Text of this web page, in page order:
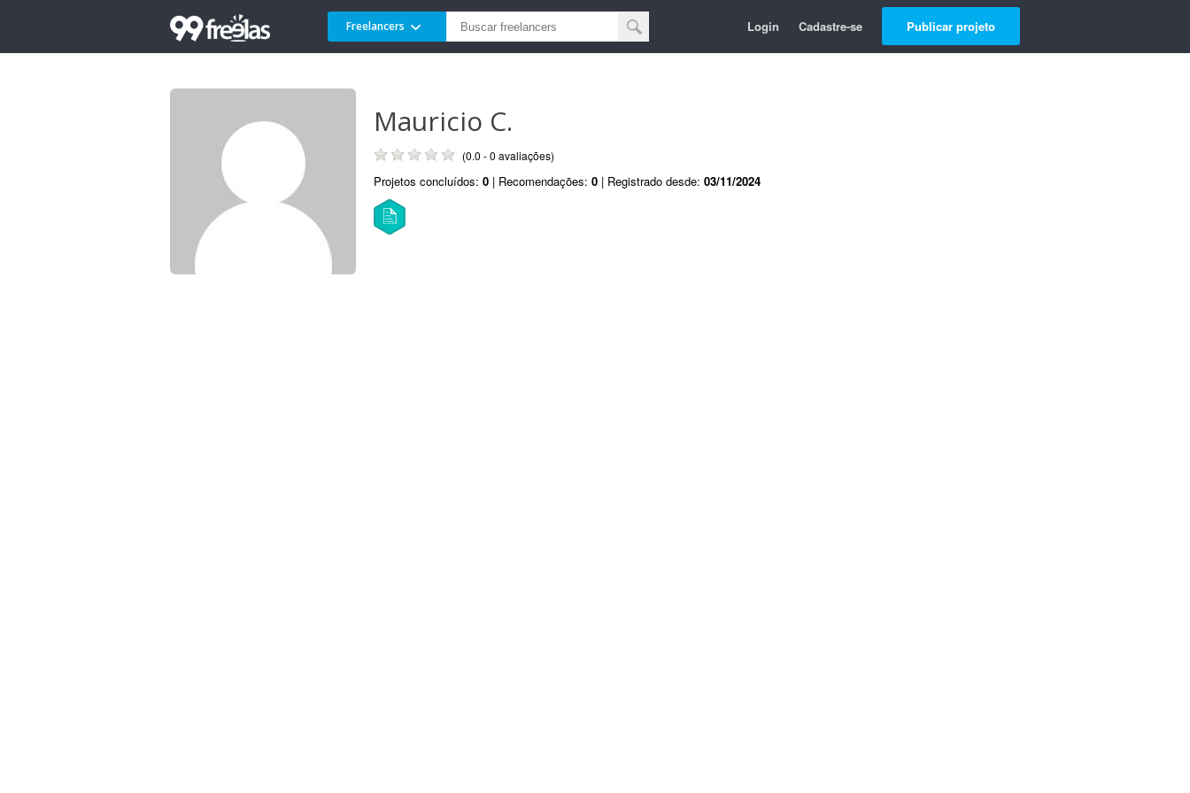
Freelancers Login Cadastre-se Publicar projeto
Mauricio C.
(0.0 - 0 avaliações)
Projetos concluídos: 0 | Recomendações: 0 | Registrado desde: 03/11/2024